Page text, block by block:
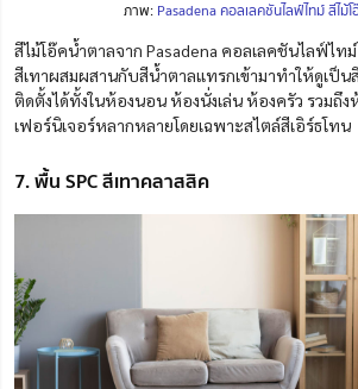
ภาพ: Pasadena คอลเลคชันไลฟ์ไทม์ สีไม้
สีไม้โอ๊คน้ำตาลจาก Pasadena คอลเลคชันไลฟ์ไท
สีเทาผสมผสานกับสีน้ำตาลแทรกเข้ามาทำให้ดูเป็น
ติดตั้งได้ทั้งในห้องนอน ห้องนั่งเล่น ห้องครัว รวมถึง
เฟอร์นิเจอร์หลากหลายโดยเฉพาะสไตล์สีเอิร์ธโทน
7. พื้น SPC สีเทาคลาสสิค